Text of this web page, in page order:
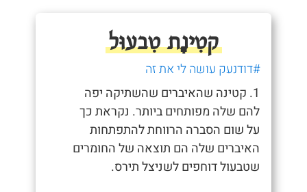
קטִינָת טִבעוּל
#דודנעק עושה לי את זה
1. קטינה שהאיברים שהשתיקה יפה
להם שלה מפותחים ביותר. נקראת כך
על שום הסברה הרווחת להתפתחות
האיברים שלה הם תוצאה של החומרים
שטבעול דוחפים לשניצל תירס.